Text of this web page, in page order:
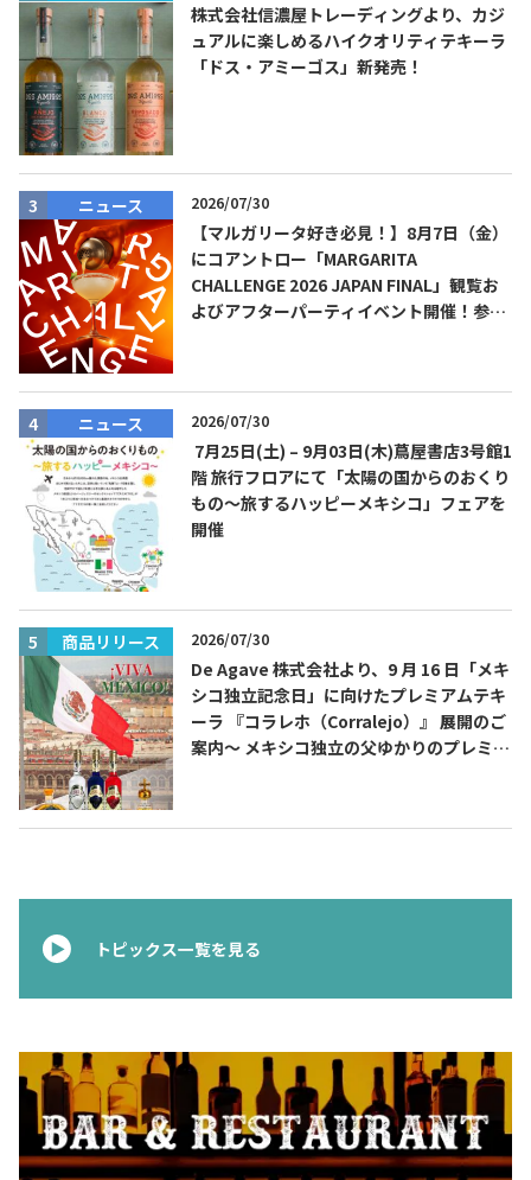
TEQUILA JOURNAL
About テキーラとは
テキーラのつくり方
テキーラの飲み方
メキシコ料理 メキシコ旅行
メキシコの記念日
イベント一覧
お問合せ プライバシーポリシー サイトマップ
株式会社信濃屋トレーディングより、カジ
ュアルに楽しめるハイクオリティテキーラ
「ドス・アミーゴス」新発売！
ニュース 2026/07/30
【マルガリータ好き必見！】8月7日（金）
にコアントロー「MARGARITA
CHALLENGE 2026 JAPAN FINAL」観覧お
よびアフターパーティイベント開催！参加
ニュース 2026/07/30
7月25日(土) – 9月03日(木)蔦屋書店3号館1
階 旅行フロアにて「太陽の国からのおくり
もの～旅するハッピーメキシコ」フェアを
開催
商品リリース 2026/07/30
De Agave 株式会社より、9 月 16 日「メキ
シコ独立記念日」に向けたプレミアムテキ
ーラ 『コラレホ（Corralejo）』 展開のご
案内〜 メキシコ独立の父ゆかりのプレミア
トピックス一覧を見る